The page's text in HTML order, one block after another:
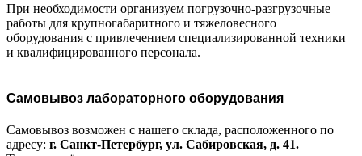
При необходимости организуем погрузочно-разгрузочные
работы для крупногабаритного и тяжеловесного
оборудования с привлечением специализированной техники
и квалифицированного персонала.
Самовывоз лабораторного оборудования
Самовывоз возможен с нашего склада, расположенного по
адресу: г. Санкт-Петербург, ул. Сабировская, д. 41.